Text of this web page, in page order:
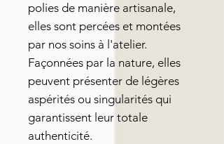
polies de manière artisanale,
elles sont percées et montées
par nos soins à l'atelier.
Façonnées par la nature, elles
peuvent présenter de légères
aspérités ou singularités qui
garantissent leur totale
authenticité.